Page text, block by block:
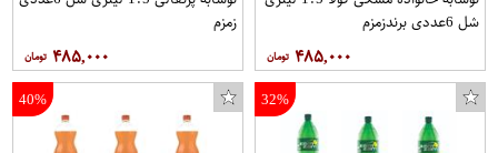
شل 6عددی برندزمزم
۴۸۵,۰۰۰
زمزم
۴۸۵,۰۰۰
32%
40%